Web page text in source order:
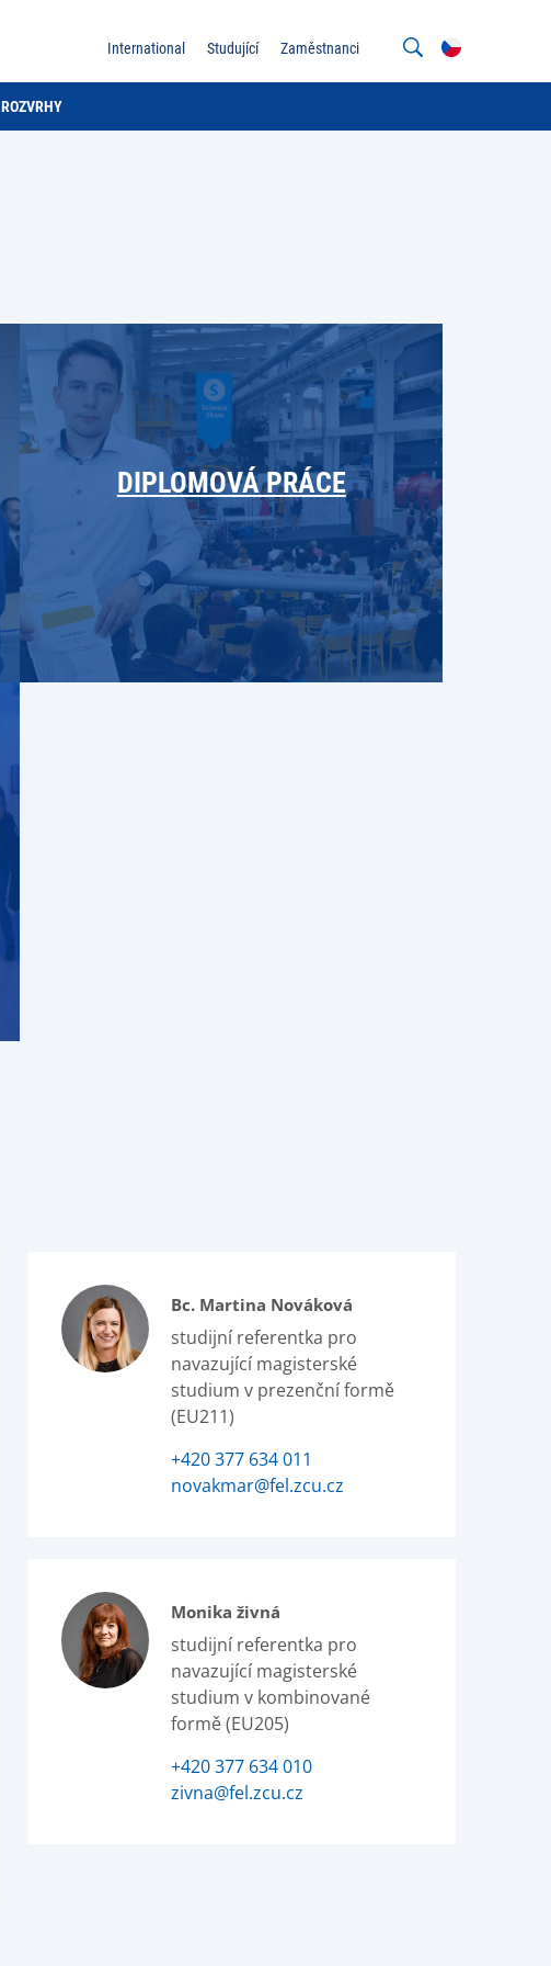
International Studující Zaměstnanci
ROZVRHY
DIPLOMOVÁ PRÁCE
Bc. Martina Nováková
studijní referentka pro
navazující magisterské
studium v prezenční formě
(EU211)
+420 377 634 011
novakmar@fel.zcu.cz
Monika živná
studijní referentka pro
navazující magisterské
studium v kombinované
formě (EU205)
+420 377 634 010
zivna@fel.zcu.cz